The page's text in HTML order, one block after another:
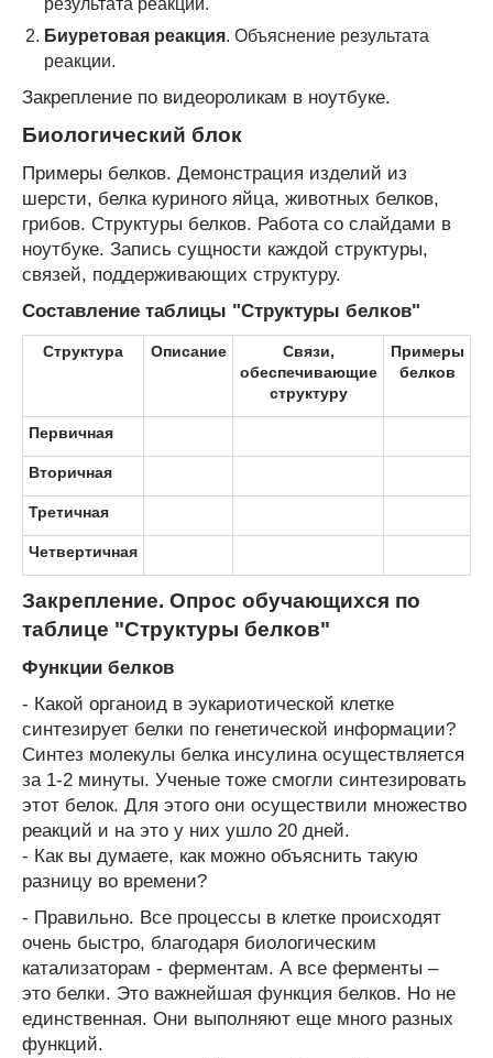
результата реакции.
Биуретовая реакция. Объяснение результата
реакции.
Закрепление по видеороликам в ноутбуке.
Биологический блок
Примеры белков. Демонстрация изделий из
шерсти, белка куриного яйца, животных белков,
грибов. Структуры белков. Работа со слайдами в
ноутбуке. Запись сущности каждой структуры,
связей, поддерживающих структуру.
Составление таблицы "Структуры белков"
Структура Описание
Связи,
обеспечивающие
структуру
Примеры
белков
Первичная
Вторичная
Третичная
Четвертичная
Закрепление. Опрос обучающихся по
таблице "Структуры белков"
Функции белков
- Какой органоид в эукариотической клетке
синтезирует белки по генетической информации?
Синтез молекулы белка инсулина осуществляется
за 1-2 минуты. Ученые тоже смогли синтезировать
этот белок. Для этого они осуществили множество
реакций и на это у них ушло 20 дней.
- Как вы думаете, как можно объяснить такую
разницу во времени?
- Правильно. Все процессы в клетке происходят
очень быстро, благодаря биологическим
катализаторам - ферментам. А все ферменты –
это белки. Это важнейшая функция белков. Но не
единственная. Они выполняют еще много разных
функций.